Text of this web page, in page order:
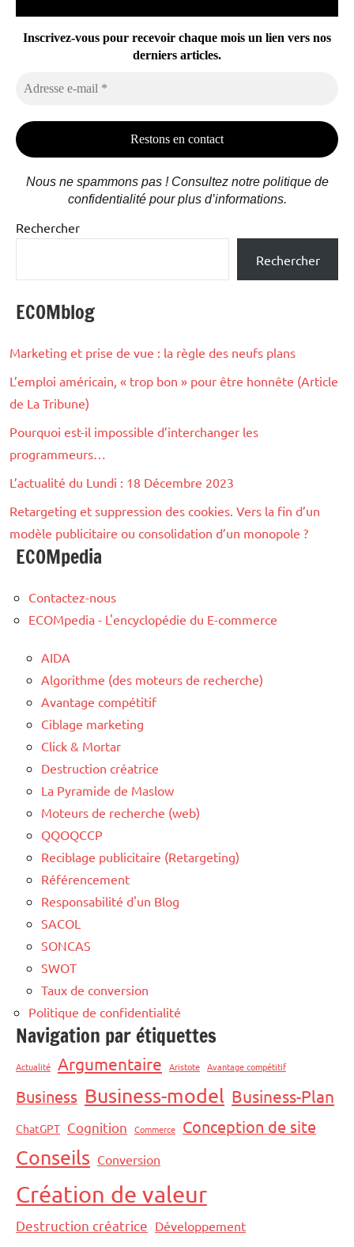
Inscrivez-vous pour recevoir chaque mois un lien vers nos
derniers articles.
e-
Nous ne spammons pas ! Consultez notre politique de
confidentialité pour plus d’informations.
Rechercher
Rechercher
ECOMblog
Marketing et prise de vue : la règle des neufs plans
L’emploi américain, « trop bon » pour être honnête (Article
de La Tribune)
Pourquoi est-il impossible d’interchanger les
programmeurs…
L’actualité du Lundi : 18 Décembre 2023
Retargeting et suppression des cookies. Vers la fin d’un
modèle publicitaire ou consolidation d’un monopole ?
ECOMpedia
Contactez-nous
ECOMpedia - L'encyclopédie du E-commerce
AIDA
Algorithme (des moteurs de recherche)
Avantage compétitif
Ciblage marketing
Click & Mortar
Destruction créatrice
La Pyramide de Maslow
Moteurs de recherche (web)
QQOQCCP
Reciblage publicitaire (Retargeting)
Référencement
Responsabilité d'un Blog
SACOL
SONCAS
SWOT
Taux de conversion
Politique de confidentialité
Navigation par étiquettes
Actualité Argumentaire Aristote Avantage compétitif
Business Business-model Business-Plan
ChatGPT Cognition Commerce Conception de site
Conseils Conversion
Création de valeur
Destruction créatrice Développement